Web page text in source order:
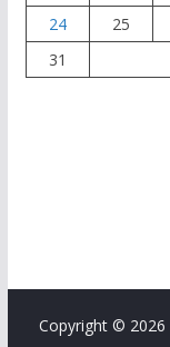
24
25
31
Copyright © 2026